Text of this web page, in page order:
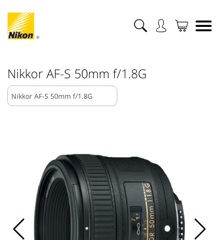
Nikkor AF-S 50mm f/1.8G